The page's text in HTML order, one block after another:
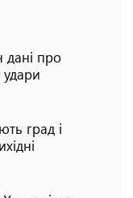
дані про
удари
град і